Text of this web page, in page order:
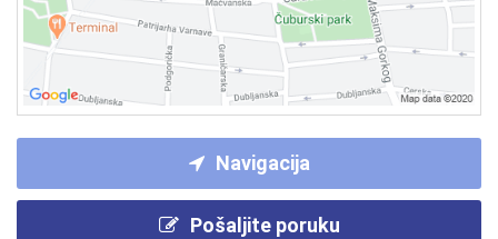
Navigacija
Pošaljite poruku